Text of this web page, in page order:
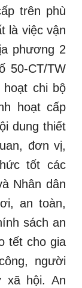
trên phù
là việc vận
phương 2
50-CT/TW
chi bộ
hoạt cấp
dung thiết
đơn vị,
tốt các
Nhân dân
an toàn,
sách an
tết cho gia
người
xã hội. An